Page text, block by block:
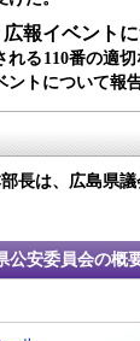
報イベント
る110番の適
トについて報
長は、広島県
公安委員会の概